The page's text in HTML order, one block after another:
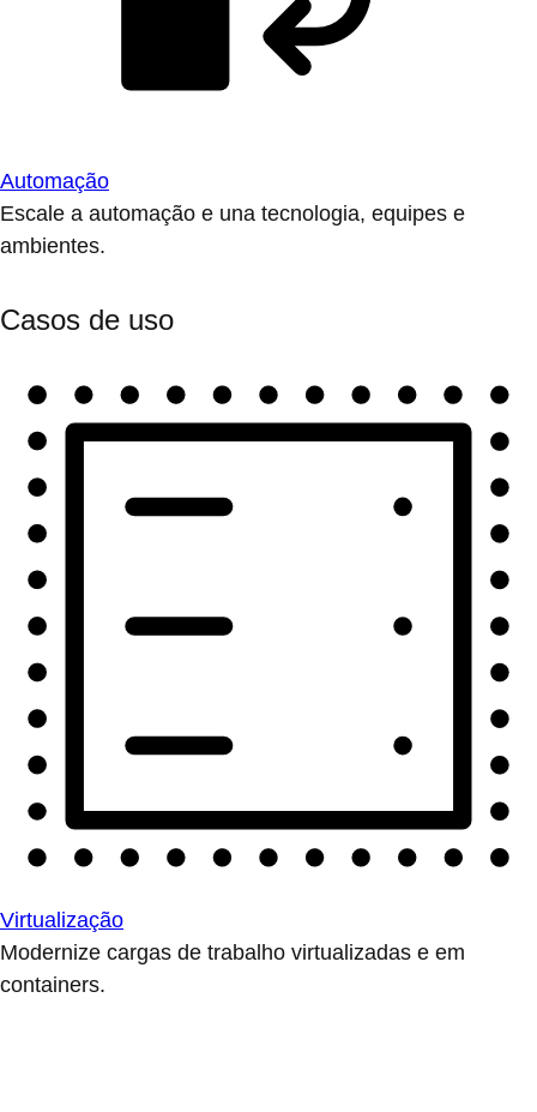
Automação
Escale a automação e una tecnologia, equipes e
ambientes.
Casos de uso
Virtualização
Modernize cargas de trabalho virtualizadas e em
containers.